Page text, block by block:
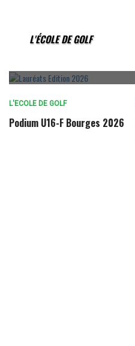
L'ÉCOLE DE GOLF
L'ECOLE DE GOLF
Podium U16-F Bourges 2026